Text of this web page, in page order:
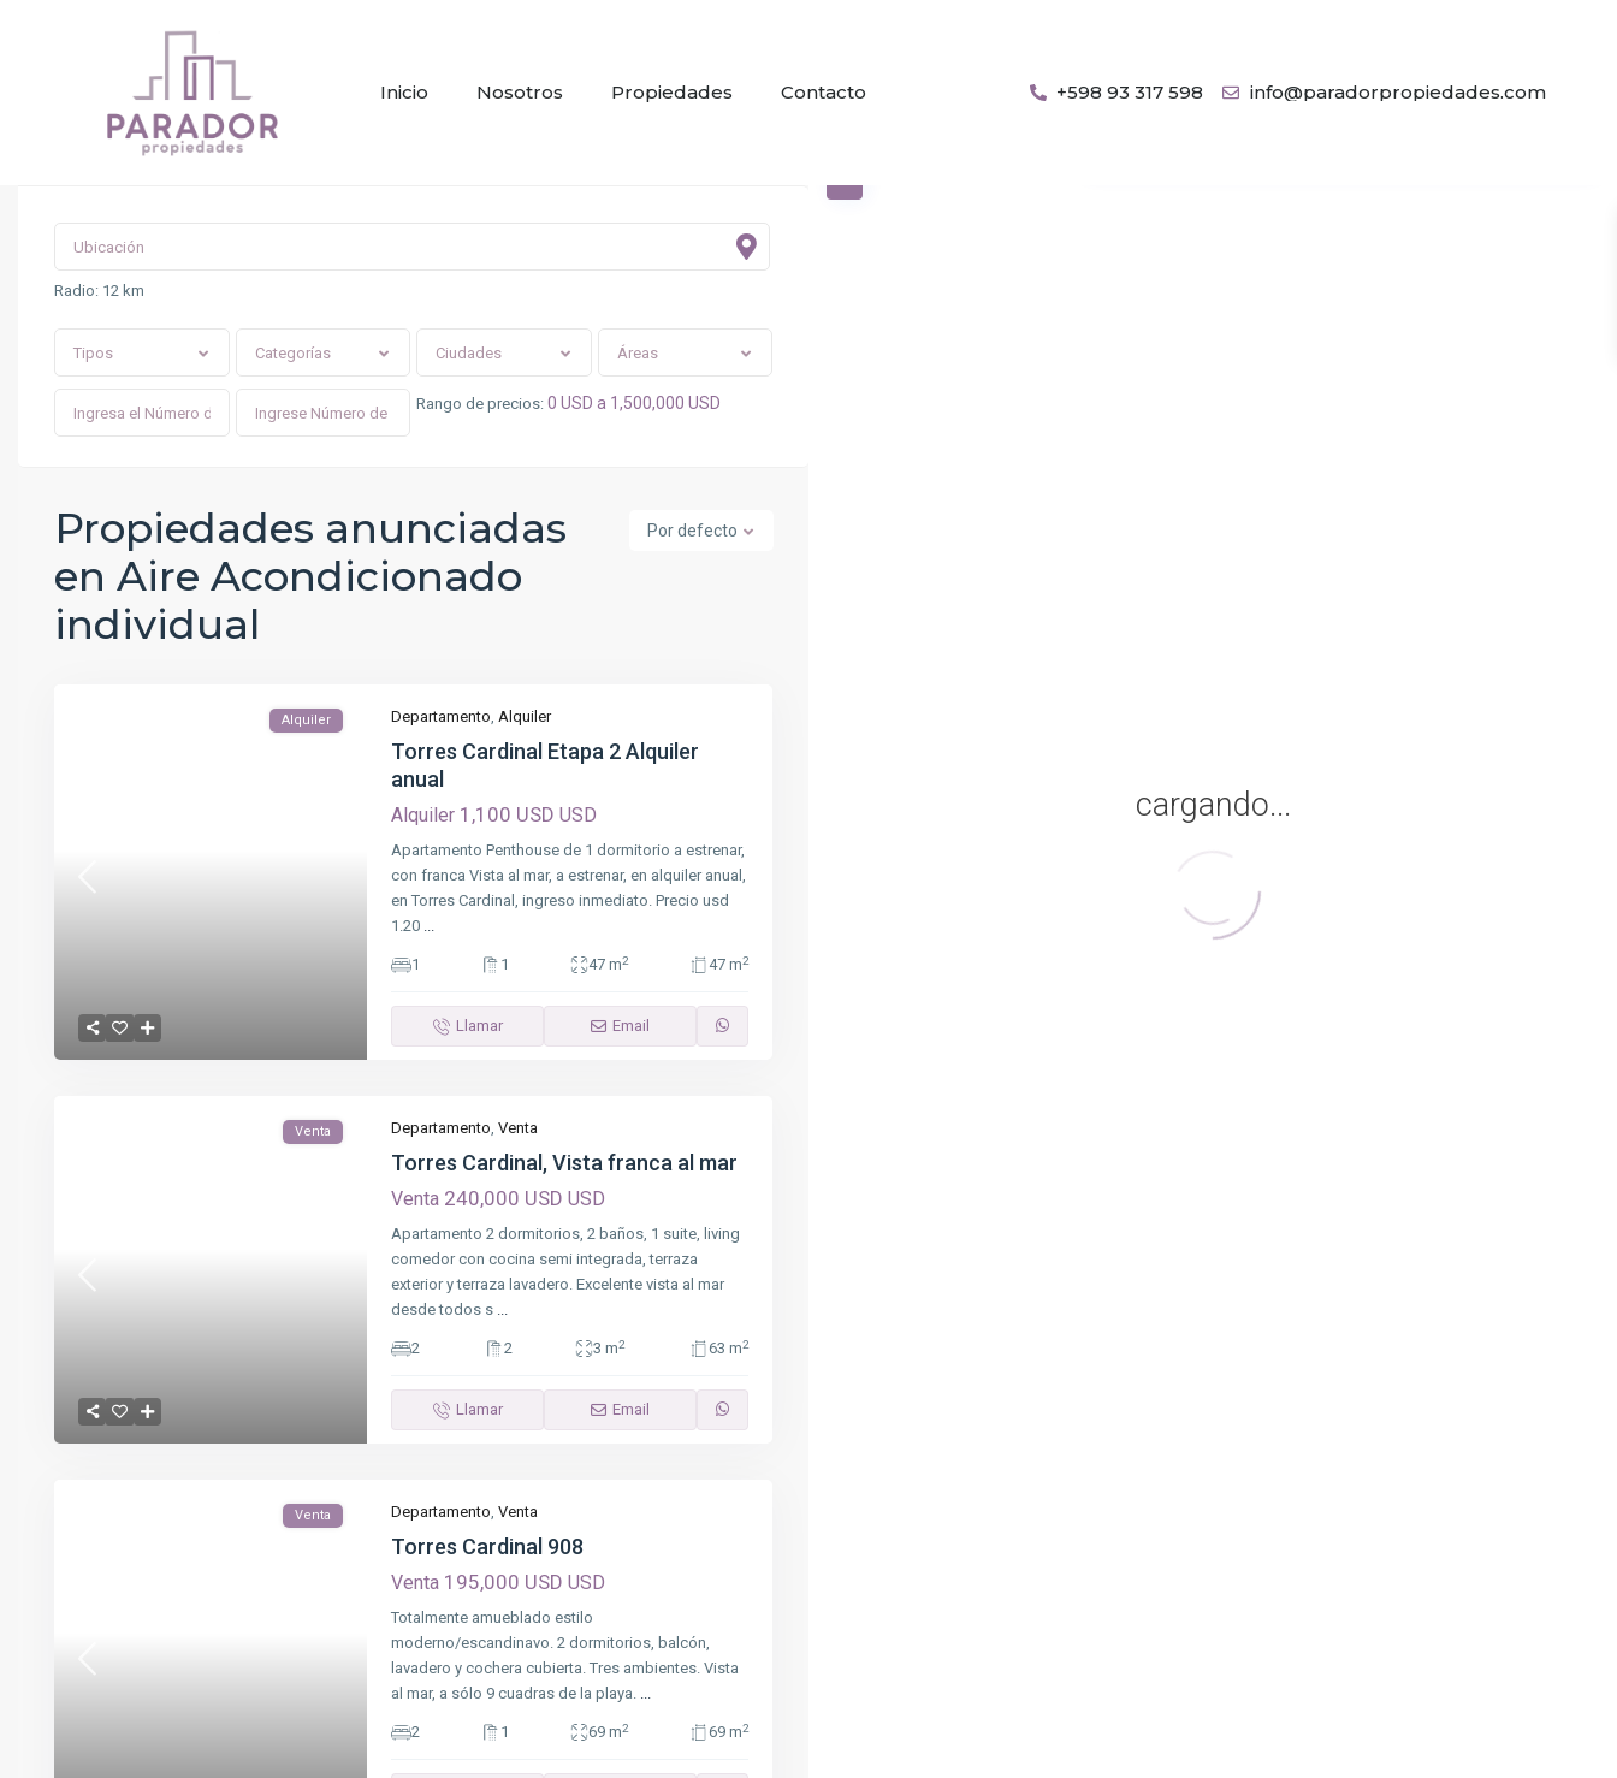
Inicio Nosotros Propiedades Contacto +598 93 317 598 info@paradorpropiedades.com
cargando...
Radio: 12 km
Tipos Categorías Ciudades Áreas
Rango de precios: 0 USD a 1,500,000 USD
Por defecto
Propiedades anunciadas
en Aire Acondicionado
individual
Alquiler Departamento, Alquiler
Torres Cardinal Etapa 2 Alquiler
anual
Alquiler 1,100 USD USD
Apartamento Penthouse de 1 dormitorio a estrenar,
con franca Vista al mar, a estrenar, en alquiler anual,
en Torres Cardinal, ingreso inmediato. Precio usd
1.20 ...
1 1 47 m2 47 m2
Llamar Email
Venta Departamento, Venta
Torres Cardinal, Vista franca al mar
Venta 240,000 USD USD
Apartamento 2 dormitorios, 2 baños, 1 suite, living
comedor con cocina semi integrada, terraza
exterior y terraza lavadero. Excelente vista al mar
desde todos s ...
2 2 3 m2 63 m2
Llamar Email
Venta Departamento, Venta
Torres Cardinal 908
Venta 195,000 USD USD
Totalmente amueblado estilo
moderno/escandinavo. 2 dormitorios, balcón,
lavadero y cochera cubierta. Tres ambientes. Vista
al mar, a sólo 9 cuadras de la playa. ...
2 1 69 m2 69 m2